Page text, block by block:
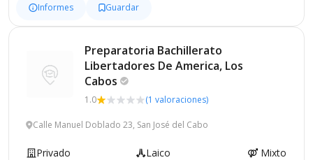
Informes Guardar
Preparatoria Bachillerato
Libertadores De America, Los
Cabos
1.0 (1 valoraciones)
Calle Manuel Doblado 23, San José del Cabo
Privado Laico
Mixto